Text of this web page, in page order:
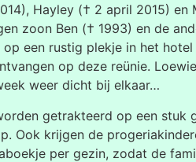
Hayley († 2 april 2015)
zoon Ben († 1993) en de
een rustig plekje in het
op deze reünie.
weer dicht bij elkaar…
getrakteerd op een
Ook krijgen de
per gezin, zodat de